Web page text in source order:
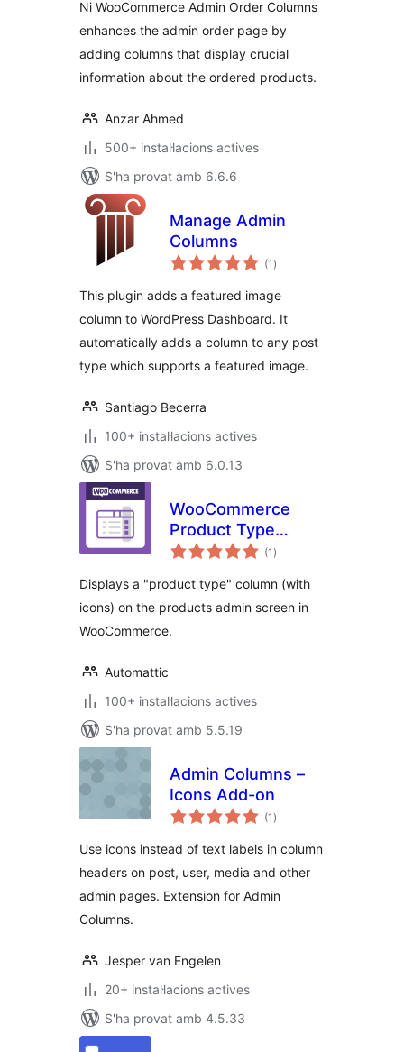
Ni WooCommerce Admin Order Columns
enhances the admin order page by
adding columns that display crucial
information about the ordered products.
Anzar Ahmed
500+ instal·lacions actives
S'ha provat amb 6.6.6
Manage Admin
Columns
(1 puntuacions
totals
)
This plugin adds a featured image
column to WordPress Dashboard. It
automatically adds a column to any post
type which supports a featured image.
Santiago Becerra
100+ instal·lacions actives
S'ha provat amb 6.0.13
WooCommerce
Product Type
Column
(1 puntuacions
totals
)
Displays a "product type" column (with
icons) on the products admin screen in
WooCommerce.
Automattic
100+ instal·lacions actives
S'ha provat amb 5.5.19
Admin Columns –
Icons Add-on
(1 puntuacions
totals
)
Use icons instead of text labels in column
headers on post, user, media and other
admin pages. Extension for Admin
Columns.
Jesper van Engelen
20+ instal·lacions actives
S'ha provat amb 4.5.33